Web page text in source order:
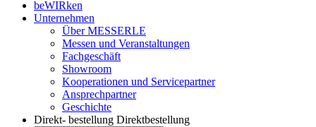
beWIRken
Unternehmen
Über MESSERLE
Messen und Veranstaltungen
Fachgeschäft
Showroom
Kooperationen und Servicepartner
Ansprechpartner
Geschichte
Direkt- bestellung Direktbestellung